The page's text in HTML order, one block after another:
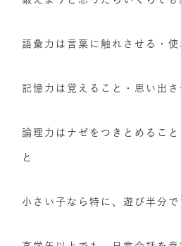
語彙力は言葉に触れさせる・使
記憶力は覚えること・思い出さ
論理力はナゼをつきとめるこ
と
小さい子なら特に、遊び半分で